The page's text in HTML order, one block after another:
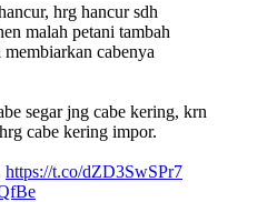
hrg hancur sdh
malah petani tambah
cabenya
segar jng cabe kering, krn
cabe kering impor.
https://t.co/dZD3SwSPr7